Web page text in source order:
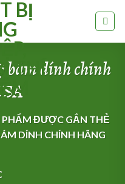
bám dính chính
PHẨM ĐƯỢC GẮN THẺ
DÍNH CHÍNH HÃNG